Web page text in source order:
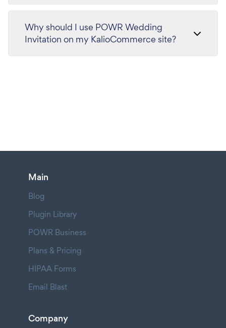
Why should I use POWR Wedding
Invitation on my KalioCommerce site?
Main
Blog
Plugin Library
POWR Business
Plans & Pricing
HIPAA Forms
Email Blast
Company